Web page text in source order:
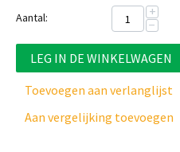
Aantal:
+
−
LEG IN DE WINKELWAGEN
Toevoegen aan verlanglijst
Aan vergelijking toevoegen